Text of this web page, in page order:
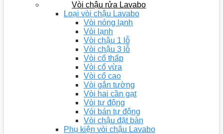
Vòi chậu rửa Lavabo
Loại vòi chậu Lavabo
Vòi nóng lạnh
Vòi lạnh
Vòi chậu 1 lỗ
Vòi chậu 3 lỗ
Vòi cổ thấp
Vòi cổ vừa
Vòi cổ cao
Vòi gắn tường
Vòi hai cần gạt
Vòi tự động
Vói bán tự động
Vòi chậu đặt bàn
Phụ kiện vòi chậu Lavabo